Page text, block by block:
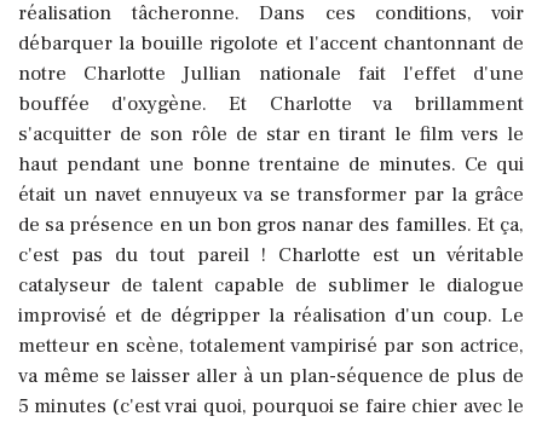
réalisation tâcheronne. Dans ces conditions, voir
débarquer la bouille rigolote et l'accent chantonnant de
notre Charlotte Jullian nationale fait l'effet d'une
bouffée d'oxygène. Et Charlotte va brillamment
s'acquitter de son rôle de star en tirant le film vers le
haut pendant une bonne trentaine de minutes. Ce qui
était un navet ennuyeux va se transformer par la grâce
de sa présence en un bon gros nanar des familles. Et ça,
c'est pas du tout pareil ! Charlotte est un véritable
catalyseur de talent capable de sublimer le dialogue
improvisé et de dégripper la réalisation d'un coup. Le
metteur en scène, totalement vampirisé par son actrice,
va même se laisser aller à un plan-séquence de plus de
5 minutes (c'est vrai quoi, pourquoi se faire chier avec le